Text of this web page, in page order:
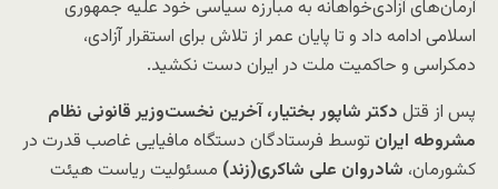
آرمان‌های آزادی‌خواهانه به مبارزه سیاسی خود علیه جمهوری
اسلامی ادامه داد و تا پایان عمر از تلاش برای استقرار آزادی،
دمکراسی و حاکمیت ملت در ایران دست نکشید.
پس از قتل دکتر شاپور بختیار، آخرین نخست‌وزیر قانونی نظام
مشروطه ایران توسط فرستادگان دستگاه مافیایی غاصب قدرت در
کشورمان، شادروان علی شاکری‌(زند) مسئولیت ریاست هیئت